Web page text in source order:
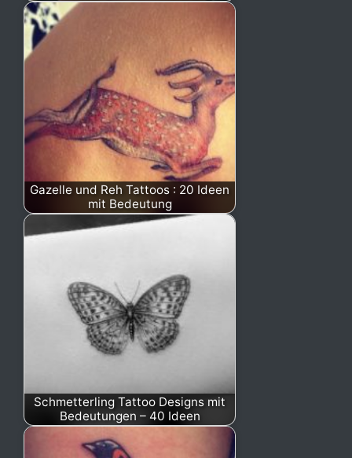
Gazelle und Reh Tattoos : 20 Ideen
mit Bedeutung
Schmetterling Tattoo Designs mit
Bedeutungen – 40 Ideen